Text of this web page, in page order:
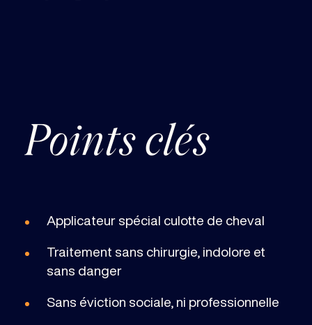
Points clés
Applicateur spécial culotte de cheval
Traitement sans chirurgie, indolore et
sans danger
Sans éviction sociale, ni professionnelle